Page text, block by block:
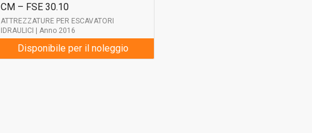
CM – FSE 30.10
ATTREZZATURE PER ESCAVATORI
IDRAULICI | Anno 2016
Disponibile per il noleggio